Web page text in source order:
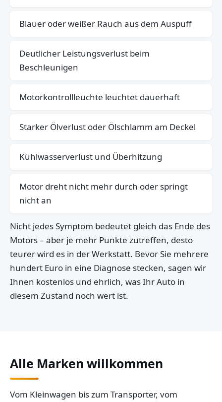
Blauer oder weißer Rauch aus dem Auspuff
Deutlicher Leistungsverlust beim
Beschleunigen
Motorkontrollleuchte leuchtet dauerhaft
Starker Ölverlust oder Ölschlamm am Deckel
Kühlwasserverlust und Überhitzung
Motor dreht nicht mehr durch oder springt
nicht an
Nicht jedes Symptom bedeutet gleich das Ende des
Motors – aber je mehr Punkte zutreffen, desto
teurer wird es in der Werkstatt. Bevor Sie mehrere
hundert Euro in eine Diagnose stecken, sagen wir
Ihnen kostenlos und ehrlich, was Ihr Auto in
diesem Zustand noch wert ist.
Alle Marken willkommen
Vom Kleinwagen bis zum Transporter, vom